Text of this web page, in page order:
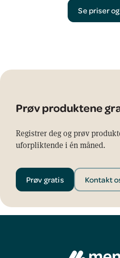
Se priser
Prøv produktene
Registrer deg og prøv
uforpliktende i én måned.
Prøv gratis Kontakt